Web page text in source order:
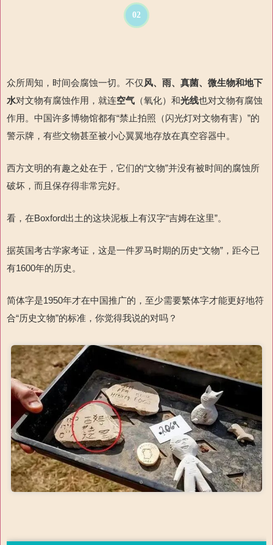
02
众所周知，时间会腐蚀一切。不仅 风、雨、真菌、微生物和地下
水对文物有腐蚀作用，就连空气 （氧化）和光线也对文物有腐蚀
作用。中国许多博物馆都有“禁止拍照（闪光灯对文物有害）”的
警示牌，有些文物甚至被小心翼翼地存放在真空容器中。
西方文明的有趣之处在于， 它们的“文物”并没有被时间的腐蚀所
破坏，而且保存得非常完好。
看，在Boxford出土的这块泥板上有汉字“吉姆在这里”。
据英国考古学家考证，这是一件罗马时期的历史“文物” ，距今已
有1600年的历史。
简体字是1950年才在中国推广的 ，至少需要繁体字才能更好地符
合“历史文物”的标准，你觉得我说的对吗？